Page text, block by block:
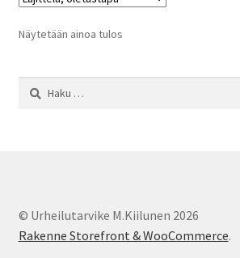
Näytetään ainoa tulos
Haku:
© Urheilutarvike M.Kiilunen 2026
Rakenne Storefront & WooCommerce.